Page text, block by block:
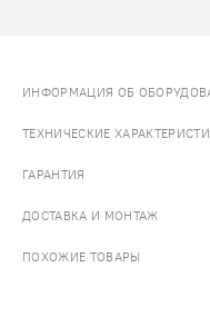
ИНФОРМАЦИЯ ОБ
ТЕХНИЧЕСКИЕ
ГАРАНТИЯ
ДОСТАВКА И МОНТАЖ
ПОХОЖИЕ ТОВАРЫ